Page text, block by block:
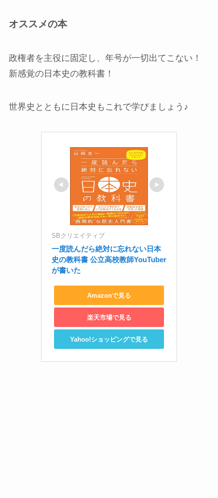
オススメの本
政権者を主役に固定し、年号が一切出てこない！
新感覚の日本史の教科書！
世界史とともに日本史もこれで学びましょう♪
SBクリエイティブ
一度読んだら絶対に忘れない日本
史の教科書 公立高校教師YouTuber
が書いた
Amazonで見る
楽天市場で見る
Yahoo!ショッピングで見る